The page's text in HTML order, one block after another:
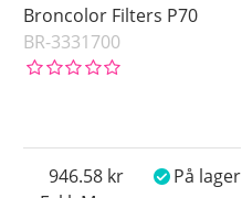
Broncolor Filters P70
BR-3331700
946.58 På lager